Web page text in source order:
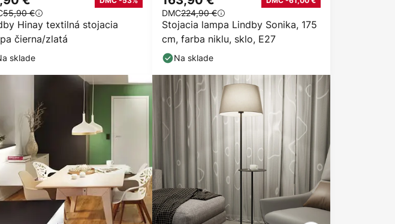
Hinay textilná stojacia
čierna/zlatá
55,90 €
sklade
Stojacia lampa Lindby Sonika, 175
cm, farba niklu, sklo, E27
DMC224,90 €
Na sklade